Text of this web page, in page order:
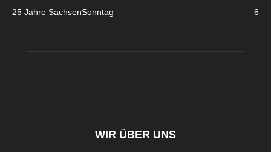
25 Jahre SachsenSonntag
6
WIR ÜBER UNS